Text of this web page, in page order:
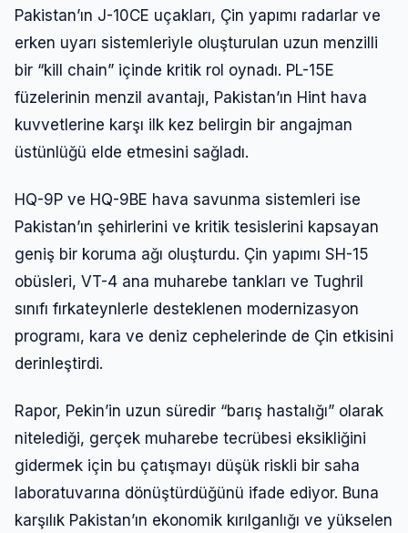
Pakistan’ın J-10CE uçakları, Çin yapımı radarlar ve
erken uyarı sistemleriyle oluşturulan uzun menzilli
bir “kill chain” içinde kritik rol oynadı. PL-15E
füzelerinin menzil avantajı, Pakistan’ın Hint hava
kuvvetlerine karşı ilk kez belirgin bir angajman
üstünlüğü elde etmesini sağladı.
HQ-9P ve HQ-9BE hava savunma sistemleri ise
Pakistan’ın şehirlerini ve kritik tesislerini kapsayan
geniş bir koruma ağı oluşturdu. Çin yapımı SH-15
obüsleri, VT-4 ana muharebe tankları ve Tughril
sınıfı fırkateynlerle desteklenen modernizasyon
programı, kara ve deniz cephelerinde de Çin etkisini
derinleştirdi.
Rapor, Pekin’in uzun süredir “barış hastalığı” olarak
nitelediği, gerçek muharebe tecrübesi eksikliğini
gidermek için bu çatışmayı düşük riskli bir saha
laboratuvarına dönüştürdüğünü ifade ediyor. Buna
karşılık Pakistan’ın ekonomik kırılganlığı ve yükselen